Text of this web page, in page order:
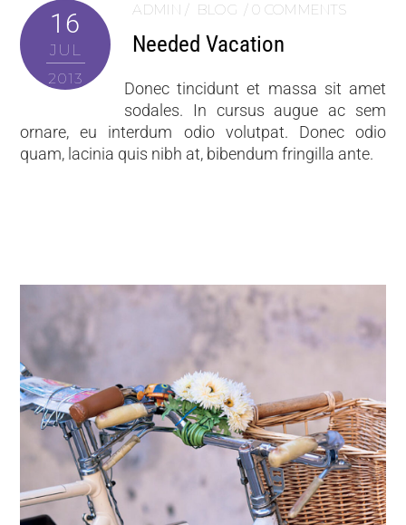
16
JUL
2013
ADMIN BLOG 0 COMMENTS
Needed Vacation
Donec tincidunt et massa sit amet
sodales. In cursus augue ac sem
ornare, eu interdum odio volutpat. Donec odio
quam, lacinia quis nibh at, bibendum fringilla ante.